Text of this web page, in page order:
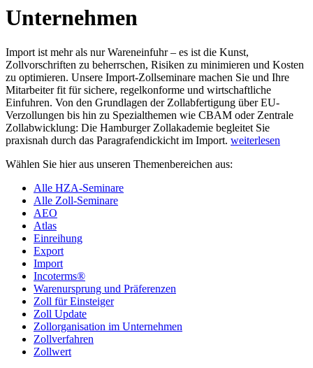
Unternehmen
Import ist mehr als nur Wareneinfuhr – es ist die Kunst,
Zollvorschriften zu beherrschen, Risiken zu minimieren und Kosten
zu optimieren. Unsere Import-Zollseminare machen Sie und Ihre
Mitarbeiter fit für sichere, regelkonforme und wirtschaftliche
Einfuhren. Von den Grundlagen der Zollabfertigung über EU-
Verzollungen bis hin zu Spezialthemen wie CBAM oder Zentrale
Zollabwicklung: Die Hamburger Zollakademie begleitet Sie
praxisnah durch das Paragrafendickicht im Import. weiterlesen
Wählen Sie hier aus unseren Themenbereichen aus:
Alle HZA-Seminare
Alle Zoll-Seminare
AEO
Atlas
Einreihung
Export
Import
Incoterms®
Warenursprung und Präferenzen
Zoll für Einsteiger
Zoll Update
Zollorganisation im Unternehmen
Zollverfahren
Zollwert